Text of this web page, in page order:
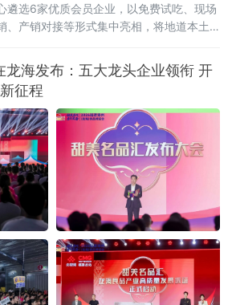
遴选6家优质会员企业，以免费试吃、现场
、产销对接等形式集中亮相，将地道本土
选购，活动收获广泛好评与多项合作意
本次活动由当地总工会悉心指导，总工会
工作部
海发布：五大龙头企业领衔 开
征程